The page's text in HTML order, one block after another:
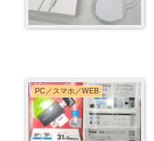
PC／スマホ／WEB